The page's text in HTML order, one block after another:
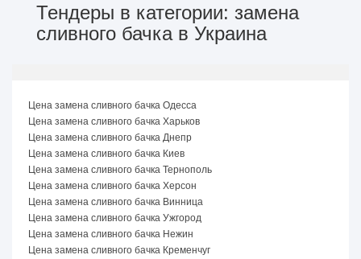
Тендеры в категории: замена
сливного бачка в Украина
Цена замена сливного бачка Одесса
Цена замена сливного бачка Харьков
Цена замена сливного бачка Днепр
Цена замена сливного бачка Киев
Цена замена сливного бачка Тернополь
Цена замена сливного бачка Херсон
Цена замена сливного бачка Винница
Цена замена сливного бачка Ужгород
Цена замена сливного бачка Нежин
Цена замена сливного бачка Кременчуг